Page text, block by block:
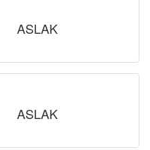
ASLAK
ASLAK